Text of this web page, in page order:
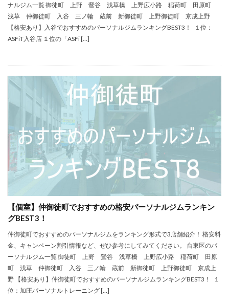
ナルジム一覧 御徒町 上野 鶯谷 浅草橋 上野広小路 稲荷町 田原町
浅草 仲御徒町 入谷 三ノ輪 蔵前 新御徒町 上野御徒町 京成上野
【格安あり】入谷でおすすめのパーソナルジムランキングBEST3！ １位：
ASFiT入谷店 １位の「ASFi […]
【個室】仲御徒町でおすすめの格安パーソナルジムランキン
グBEST3！
仲御徒町でおすすめのパーソナルジムをランキング形式で3店舗紹介！ 格安料
金、キャンペーン割引情報など、ぜひ参考にしてみてください。 台東区のパ
ーソナルジム一覧 御徒町 上野 鶯谷 浅草橋 上野広小路 稲荷町 田原
町 浅草 仲御徒町 入谷 三ノ輪 蔵前 新御徒町 上野御徒町 京成上
野 【格安あり】仲御徒町でおすすめのパーソナルジムランキングBEST3！ １
位：加圧パーソナルトレーニング […]